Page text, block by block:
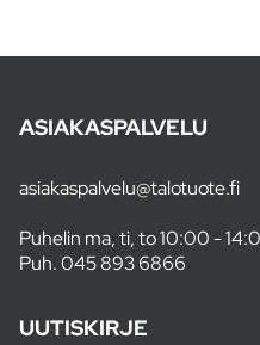
ASIAKASPALVELU
asiakaspalvelu@talotuote.fi
Puhelin ma, ti, to 10:00 -
Puh.045 893 6866
UUTISKIRJE